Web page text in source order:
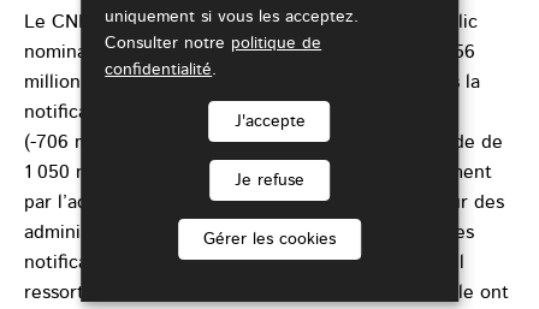
uniquement si vous les acceptez.
Consulter notre politique de
confidentialité
J'accepte
Je refuse
Gérer les cookies
Le CNFP relève une baisse marquée du solde public
nominal dans la notification PDE d’avril 2026 (-1 756
millions d’euros) par rapport à celui présenté dans la
notification PDE d’octobre 2025
(-706 millions d’euros). Cette détérioration du solde de
1 050 millions d’euros s’explique presque entièrement
par l’administration centrale, principal sous-secteur des
administrations publiques. En fait, en comparant les
notifications PDE d’octobre 2025 et d’avril 2026, il
ressort que les recettes de l’administration centrale ont